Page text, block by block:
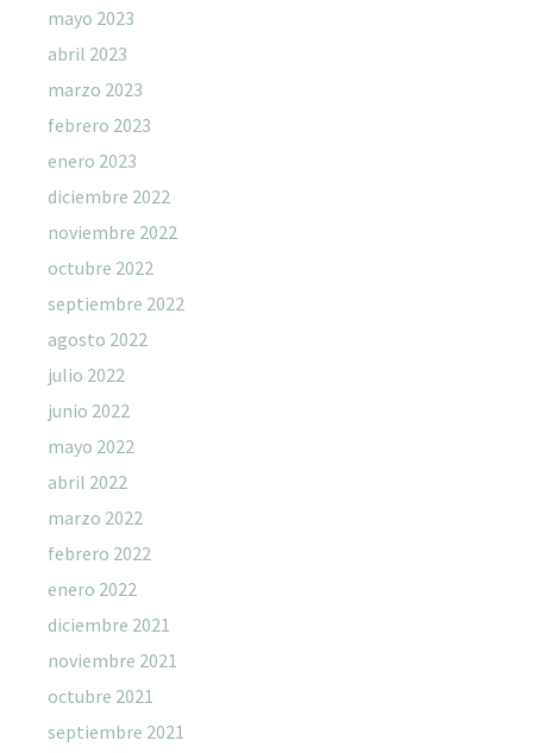
mayo 2023
abril 2023
marzo 2023
febrero 2023
enero 2023
diciembre 2022
noviembre 2022
octubre 2022
septiembre 2022
agosto 2022
julio 2022
junio 2022
mayo 2022
abril 2022
marzo 2022
febrero 2022
enero 2022
diciembre 2021
noviembre 2021
octubre 2021
septiembre 2021